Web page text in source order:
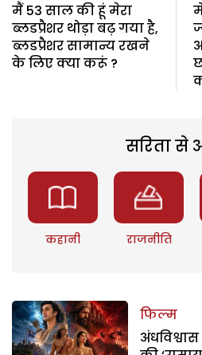
मैं 53 साल की हूं मेरा
ब्लडप्रैशर थोड़ा बढ़ गया है,
ब्लडप्रैशर सामान्य रखने
के लिए क्या करूं ?
सरिता से
कहानी राजनीति
फिल्म